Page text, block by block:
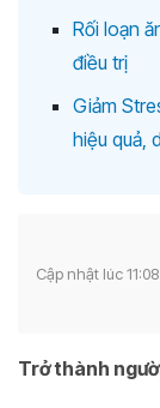
Rối loạn
điều trị
Giảm
hiệu quả,
Cập nhật lúc
Trở thành